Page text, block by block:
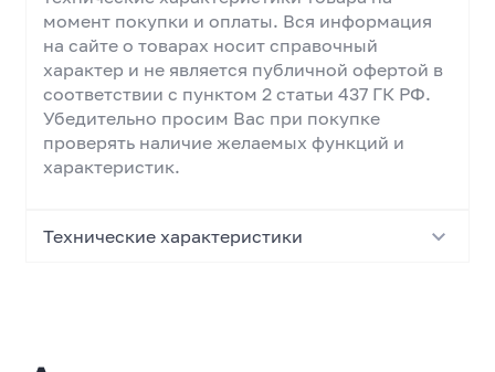
момент покупки и оплаты. Вся информация
на сайте о товарах носит справочный
характер и не является публичной офертой в
соответствии с пунктом 2 статьи 437 ГК РФ.
Убедительно просим Вас при покупке
проверять наличие желаемых функций и
характеристик.
Технические характеристики